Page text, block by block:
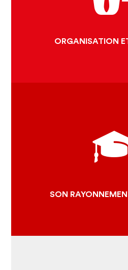
ORGANISATION
EQUIPE ET
SON
ITINÉRAIRE
DU CONSEIL DE
LES PROJETS